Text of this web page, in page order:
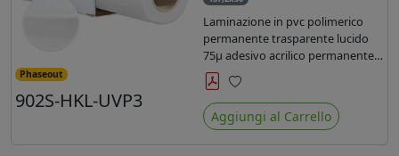
Phaseout
902S-HKL-UVP3
Laminazione in pvc polimerico
permanente trasparente lucido
75µ adesivo acrilico permanente
durata 5 anni con filtro uv, carta
kraft. Ideale per stampe con
inchiostro ecosolvente, UV e latex.
Preferiti
Aggiungi al Carrello